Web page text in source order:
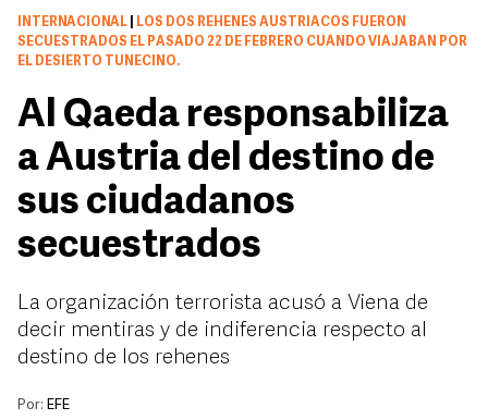
INTERNACIONAL
LOS DOS REHENES AUSTRIACOS FUERON
SECUESTRADOS EL PASADO 22 DE FEBRERO CUANDO VIAJABAN POR
EL DESIERTO TUNECINO.
Al Qaeda responsabiliza
a Austria del destino de
sus ciudadanos
secuestrados
La organización terrorista acusó a Viena de
decir mentiras y de indiferencia respecto al
destino de los rehenes
Por: EFE